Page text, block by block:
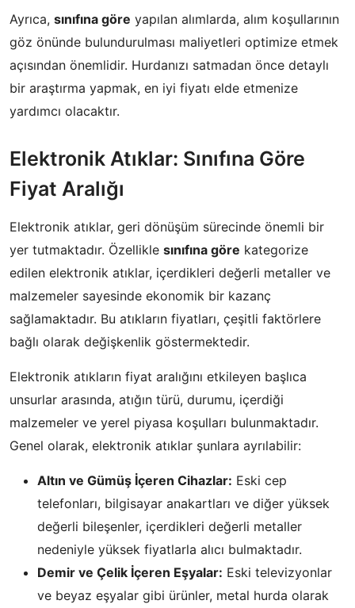
Ayrıca, sınıfına göre yapılan alımlarda, alım koşullarının
göz önünde bulundurulması maliyetleri optimize etmek
açısından önemlidir. Hurdanızı satmadan önce detaylı
bir araştırma yapmak, en iyi fiyatı elde etmenize
yardımcı olacaktır.
Elektronik Atıklar: Sınıfına Göre
Fiyat Aralığı
Elektronik atıklar, geri dönüşüm sürecinde önemli bir
yer tutmaktadır. Özellikle sınıfına göre kategorize
edilen elektronik atıklar, içerdikleri değerli metaller ve
malzemeler sayesinde ekonomik bir kazanç
sağlamaktadır. Bu atıkların fiyatları, çeşitli faktörlere
bağlı olarak değişkenlik göstermektedir.
Elektronik atıkların fiyat aralığını etkileyen başlıca
unsurlar arasında, atığın türü, durumu, içerdiği
malzemeler ve yerel piyasa koşulları bulunmaktadır.
Genel olarak, elektronik atıklar şunlara ayrılabilir:
Altın ve Gümüş İçeren Cihazlar: Eski cep
telefonları, bilgisayar anakartları ve diğer yüksek
değerli bileşenler, içerdikleri değerli metaller
nedeniyle yüksek fiyatlarla alıcı bulmaktadır.
Demir ve Çelik İçeren Eşyalar: Eski televizyonlar
ve beyaz eşyalar gibi ürünler, metal hurda olarak